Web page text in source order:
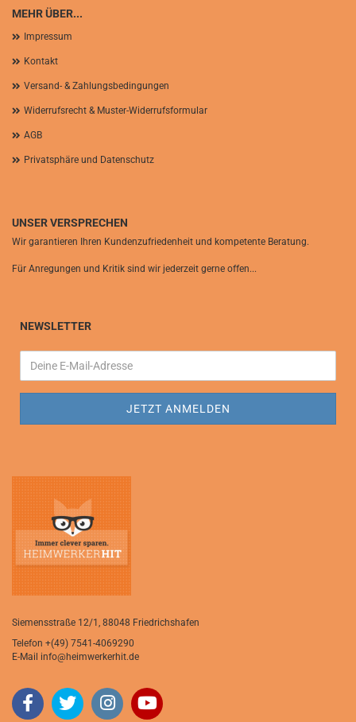
MEHR ÜBER...
Impressum
Kontakt
Versand- & Zahlungsbedingungen
Widerrufsrecht & Muster-Widerrufsformular
AGB
Privatsphäre und Datenschutz
UNSER VERSPRECHEN
Wir garantieren Ihren Kundenzufriedenheit und kompetente Beratung.
Für Anregungen und Kritik sind wir jederzeit gerne offen...
NEWSLETTER
Siemensstraße 12/1, 88048 Friedrichshafen
Telefon +(49) 7541-4069290
E-Mail info@heimwerkerhit.de